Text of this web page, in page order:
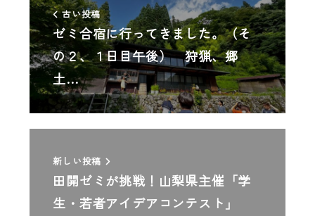
古い投稿
ゼミ合宿に行ってきました。（そ
の２、１日目午後） 狩猟、郷
土…
新しい投稿
田開ゼミが挑戦！山梨県主催「学
生・若者アイデアコンテスト」